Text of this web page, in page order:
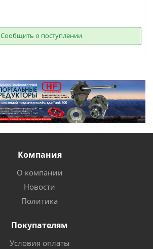
Сообщить о поступлении
Компания
О компании
Новости
Политика
Покупателям
Условия оплаты